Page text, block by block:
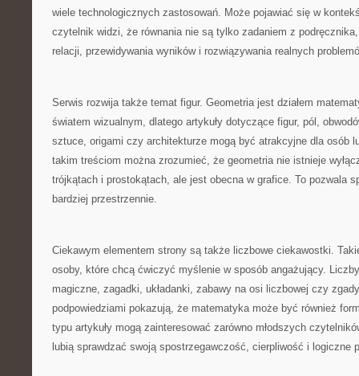
wiele technologicznych zastosowań. Może pojawiać się w
czytelnik widzi, że równania nie są tylko zadaniem z
relacji, przewidywania wyników i rozwiązywania realnych
Serwis rozwija także temat figur. Geometria jest działem
światem wizualnym, dlatego artykuły dotyczące figur, pól,
sztuce, origami czy architekturze mogą być atrakcyjne dla osób
takim treściom można zrozumieć, że geometria nie istnieje
trójkątach i prostokątach, ale jest obecna w grafice. To pozwala
bardziej przestrzennie.
Ciekawym elementem strony są także liczbowe ciekawostki.
osoby, które chcą ćwiczyć myślenie w sposób angażujący.
magiczne, zagadki, układanki, zabawy na osi liczbowej czy
podpowiedziami pokazują, że matematyka może być również
typu artykuły mogą zainteresować zarówno młodszych
lubią sprawdzać swoją spostrzegawczość, cierpliwość i logiczne